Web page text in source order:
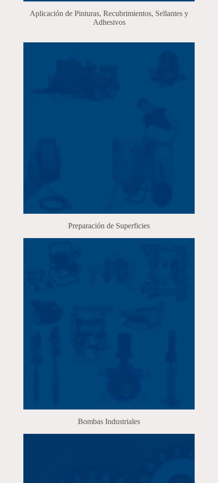
Aplicación de Pinturas, Recubrimientos, Sellantes y
Adhesivos
Preparación de Superficies
Bombas Industriales